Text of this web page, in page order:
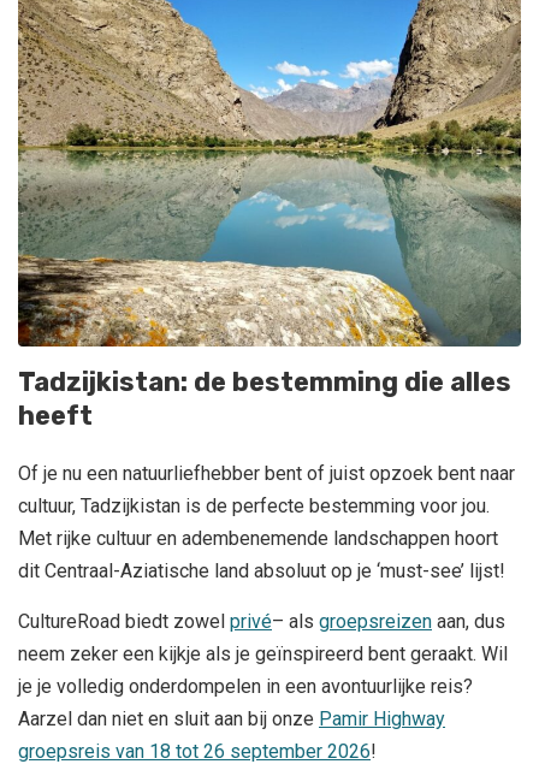
Tadzijkistan: de bestemming die alles
heeft
Of je nu een natuurliefhebber bent of juist opzoek bent naar
cultuur, Tadzijkistan is de perfecte bestemming voor jou.
Met rijke cultuur en adembenemende landschappen hoort
dit Centraal-Aziatische land absoluut op je ‘must-see’ lijst!
CultureRoad biedt zowel privé– als groepsreizen aan, dus
neem zeker een kijkje als je geïnspireerd bent geraakt. Wil
je je volledig onderdompelen in een avontuurlijke reis?
Aarzel dan niet en sluit aan bij onze Pamir Highway
groepsreis van 18 tot 26 september 2026!